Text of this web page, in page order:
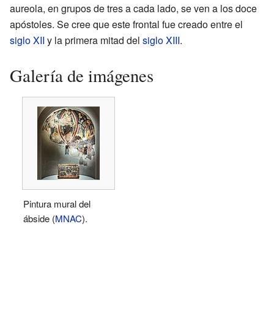
aureola, en grupos de tres a cada lado, se ven a los doce
apóstoles. Se cree que este frontal fue creado entre el
siglo XII y la primera mitad del siglo XIII.
Galería de imágenes
Pintura mural del
ábside (MNAC).